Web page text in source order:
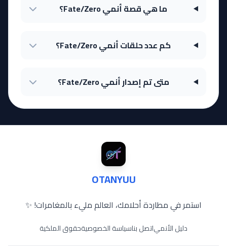
ما هي قصة أنمي Fate/Zero؟
كم عدد حلقات أنمي Fate/Zero؟
متى تم إصدار أنمي Fate/Zero؟
OTANYUU
استمر في مطاردة أحلامك، العالم مليء بالمغامرات! ✨
دليل الأنمياتصل بناسياسة الخصوصيةحقوق الملكية